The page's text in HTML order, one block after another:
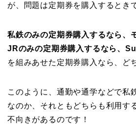
が、問題は定期券を購入するとき
私鉄のみの定期券購入するなら、
JRのみの定期券購入するなら、
を組みあせた定期券購入なら、ど
このように、通勤や通学などで私
なのか、それともどちらも利用す
不向きがあるのです！